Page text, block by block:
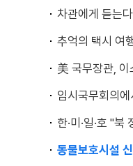
차관에게 듣는
추억의 택시 여
美 국무장관,
임시국무회의
한·미·일·호 "
동물보호시설